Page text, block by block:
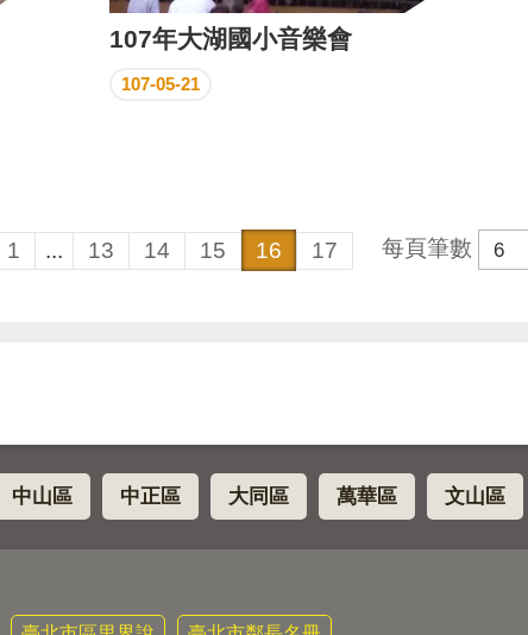
107年大湖國小音樂會
107-05-21
1 ... 13 14 15 16 17 每頁筆數
中山區 中正區 大同區 萬華區 文山區